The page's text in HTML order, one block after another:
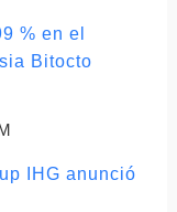
% en el
Bitocto
IHG anunció